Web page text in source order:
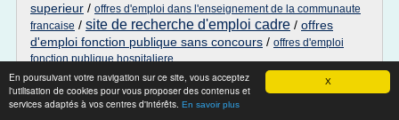
X
En poursuivant votre navigation sur ce site, vous acceptez
l'utilisation de cookies pour vous proposer des contenus et
services adaptés à vos centres d'intérêts. En savoir plus
superieur / offres d'emploi dans l'enseignement de la communaute
francaise / site de recherche d'emploi cadre / offres
d'emploi fonction publique sans concours / offres d'emploi
fonction publique hospitaliere
Dessine Toi Un Emploi
Les 3 uniques questions à préparer pour l'entretien